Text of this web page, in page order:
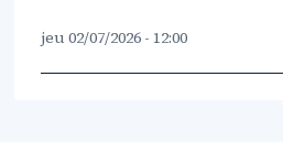
jeu 02/07/2026 - 12:00